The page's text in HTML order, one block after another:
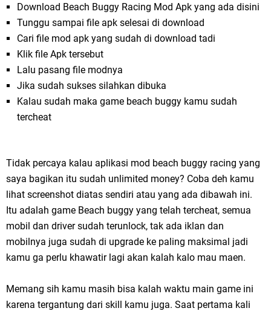
Download Beach Buggy Racing Mod Apk yang ada disini
Tunggu sampai file apk selesai di download
Cari file mod apk yang sudah di download tadi
Klik file Apk tersebut
Lalu pasang file modnya
Jika sudah sukses silahkan dibuka
Kalau sudah maka game beach buggy kamu sudah
tercheat
Tidak percaya kalau aplikasi mod beach buggy racing yang
saya bagikan itu sudah unlimited money? Coba deh kamu
lihat screenshot diatas sendiri atau yang ada dibawah ini.
Itu adalah game Beach buggy yang telah tercheat, semua
mobil dan driver sudah terunlock, tak ada iklan dan
mobilnya juga sudah di upgrade ke paling maksimal jadi
kamu ga perlu khawatir lagi akan kalah kalo mau maen.
Memang sih kamu masih bisa kalah waktu main game ini
karena tergantung dari skill kamu juga. Saat pertama kali